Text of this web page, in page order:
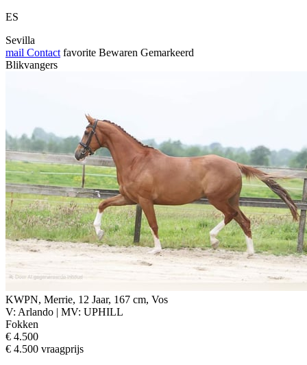
ES
Sevilla
mail Contact favorite Bewaren Gemarkeerd
Blikvangers
KWPN, Merrie, 12 Jaar, 167 cm, Vos
V: Arlando | MV: UPHILL
Fokken
€ 4.500
€ 4.500 vraagprijs